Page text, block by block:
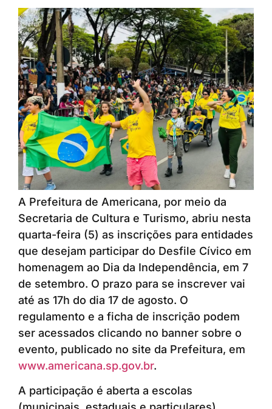
A Prefeitura de Americana, por meio da
Secretaria de Cultura e Turismo, abriu nesta
quarta-feira (5) as inscrições para entidades
que desejam participar do Desfile Cívico em
homenagem ao Dia da Independência, em 7
de setembro. O prazo para se inscrever vai
até as 17h do dia 17 de agosto. O
regulamento e a ficha de inscrição podem
ser acessados clicando no banner sobre o
evento, publicado no site da Prefeitura, em
www.americana.sp.gov.br.
A participação é aberta a escolas